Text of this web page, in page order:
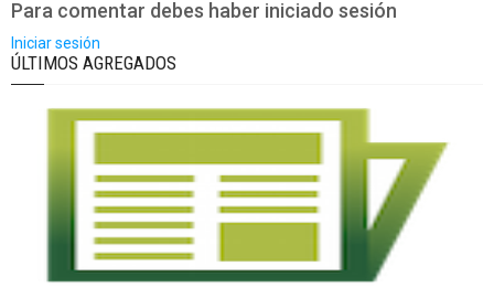
Para comentar debes haber iniciado sesión
Iniciar sesión
ÚLTIMOS AGREGADOS